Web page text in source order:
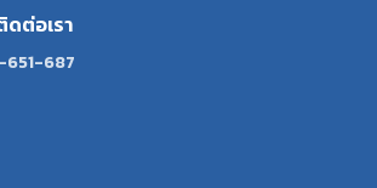
ดต่อเรา
651-687